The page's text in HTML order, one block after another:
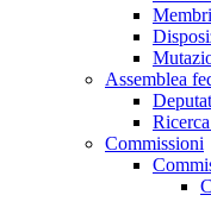
Assemblea
Commissioni